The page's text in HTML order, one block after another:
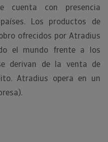
cuenta con presencia
Los productos de
ofrecidos por Atradius
el mundo frente a los
derivan de la venta de
Atradius opera en un